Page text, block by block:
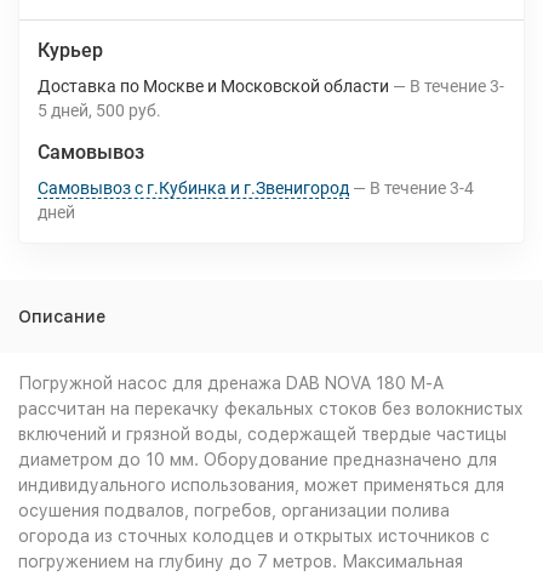
Курьер
Доставка по Москве и Московской области В течение3-
5 дней 500 руб.
Самовывоз
Самовывоз с г.Кубинка и г.Звенигород В течение3-4
дней
Описание
Погружной насос для дренажа DAB NOVA 180 M-A
рассчитан на перекачку фекальных стоков без волокнистых
включений и грязной воды, содержащей твердые частицы
диаметром до 10 мм. Оборудование предназначено для
индивидуального использования, может применяться для
осушения подвалов, погребов, организации полива
огорода из сточных колодцев и открытых источников с
погружением на глубину до 7 метров. Максимальная